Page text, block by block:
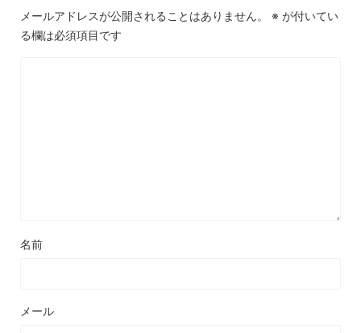
メールアドレスが公開されることはありません。 ※ が付いてい
る欄は必須項目です
名前
メール